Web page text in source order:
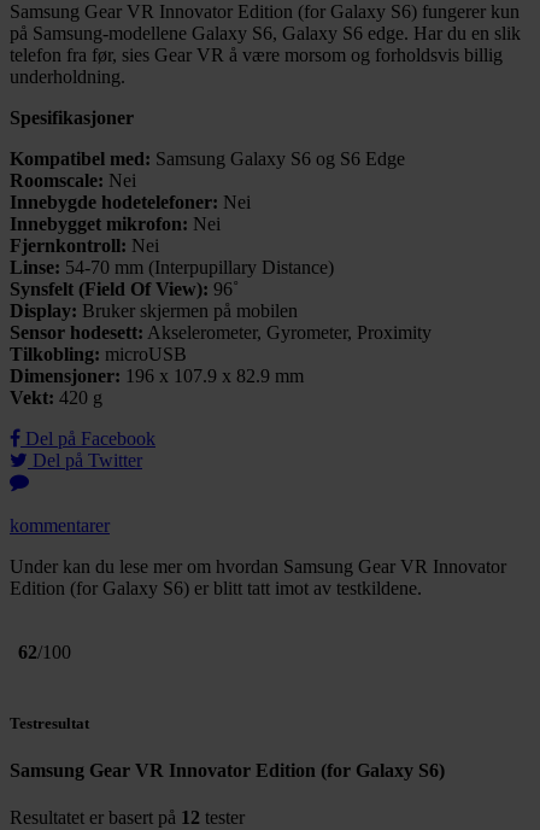
Samsung Gear VR Innovator Edition (for Galaxy S6) fungerer kun
på Samsung-modellene Galaxy S6, Galaxy S6 edge. Har du en slik
telefon fra før, sies Gear VR å være morsom og forholdsvis billig
underholdning.
Spesifikasjoner
Kompatibel med: Samsung Galaxy S6 og S6 Edge
Roomscale: Nei
Innebygde hodetelefoner: Nei
Innebygget mikrofon: Nei
Fjernkontroll: Nei
Linse: 54-70 mm (Interpupillary Distance)
Synsfelt (Field Of View): 96˚
Display: Bruker skjermen på mobilen
Sensor hodesett: Akselerometer, Gyrometer, Proximity
Tilkobling: microUSB
Dimensjoner: 196 x 107.9 x 82.9 mm
Vekt: 420 g
Del på Facebook
Del på Twitter
kommentarer
Under kan du lese mer om hvordan Samsung Gear VR Innovator
Edition (for Galaxy S6) er blitt tatt imot av testkildene.
62/100
Testresultat
Samsung Gear VR Innovator Edition (for Galaxy S6)
Resultatet er basert på 12 tester